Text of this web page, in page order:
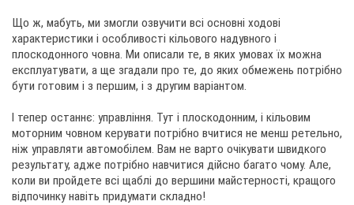
Що ж, мабуть, ми змогли озвучити всі основні ходові
характеристики і особливості кільового надувного і
плоскодонного човна. Ми описали те, в яких умовах їх можна
експлуатувати, а ще згадали про те, до яких обмежень потрібно
бути готовим і з першим, і з другим варіантом.
І тепер останнє: управління. Тут і плоскодонним, і кільовим
моторним човном керувати потрібно вчитися не менш ретельно,
ніж управляти автомобілем. Вам не варто очікувати швидкого
результату, адже потрібно навчитися дійсно багато чому. Але,
коли ви пройдете всі щаблі до вершини майстерності, кращого
відпочинку навіть придумати складно!